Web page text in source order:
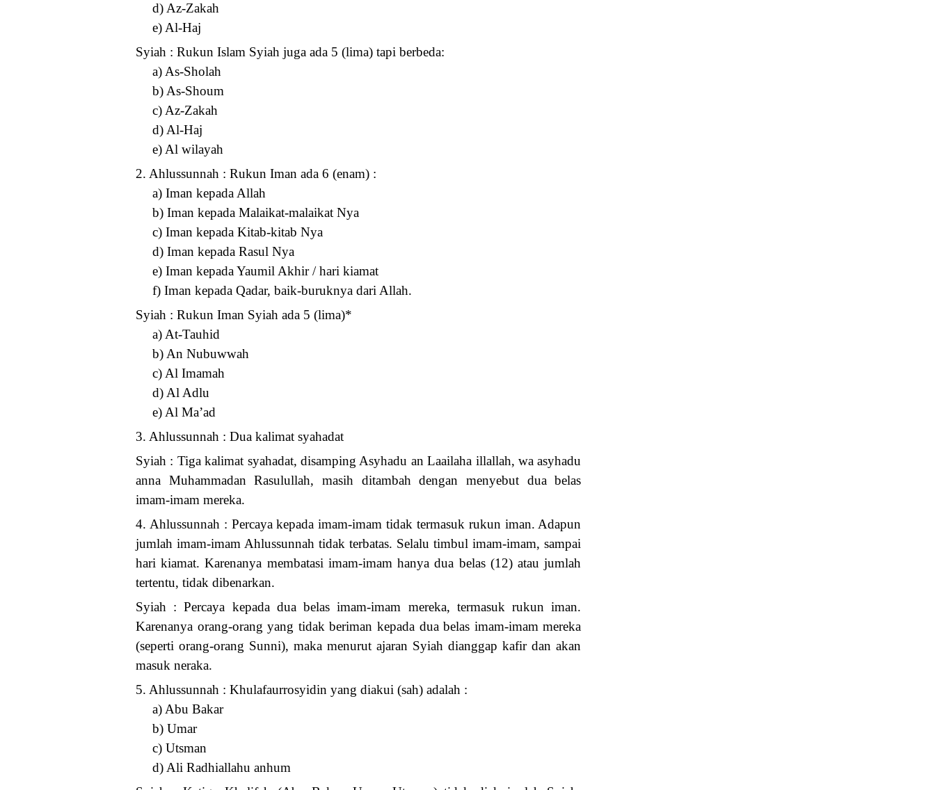
d) Az-Zakah
e) Al-Haj
Syiah : Rukun Islam Syiah juga ada 5 (lima) tapi berbeda:
a) As-Sholah
b) As-Shoum
c) Az-Zakah
d) Al-Haj
e) Al wilayah
2. Ahlussunnah : Rukun Iman ada 6 (enam) :
a) Iman kepada Allah
b) Iman kepada Malaikat-malaikat Nya
c) Iman kepada Kitab-kitab Nya
d) Iman kepada Rasul Nya
e) Iman kepada Yaumil Akhir / hari kiamat
f) Iman kepada Qadar, baik-buruknya dari Allah.
Syiah : Rukun Iman Syiah ada 5 (lima)*
a) At-Tauhid
b) An Nubuwwah
c) Al Imamah
d) Al Adlu
e) Al Ma’ad
3. Ahlussunnah : Dua kalimat syahadat
Syiah : Tiga kalimat syahadat, disamping Asyhadu an Laailaha illallah, wa asyhadu
anna Muhammadan Rasulullah, masih ditambah dengan menyebut dua belas
imam-imam mereka.
4. Ahlussunnah : Percaya kepada imam-imam tidak termasuk rukun iman. Adapun
jumlah imam-imam Ahlussunnah tidak terbatas. Selalu timbul imam-imam, sampai
hari kiamat. Karenanya membatasi imam-imam hanya dua belas (12) atau jumlah
tertentu, tidak dibenarkan.
Syiah : Percaya kepada dua belas imam-imam mereka, termasuk rukun iman.
Karenanya orang-orang yang tidak beriman kepada dua belas imam-imam mereka
(seperti orang-orang Sunni), maka menurut ajaran Syiah dianggap kafir dan akan
masuk neraka.
5. Ahlussunnah : Khulafaurrosyidin yang diakui (sah) adalah :
a) Abu Bakar
b) Umar
c) Utsman
d) Ali Radhiallahu anhum